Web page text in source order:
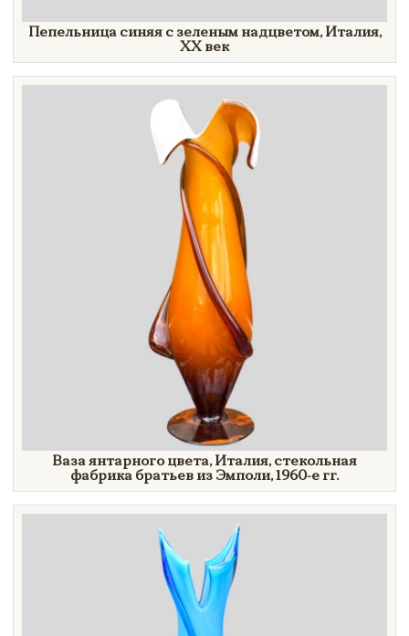
Пепельница синяя с зеленым надцветом, Италия,
XX век
Ваза янтарного цвета, Италия, стекольная
фабрика братьев из Эмполи,1960-е гг.